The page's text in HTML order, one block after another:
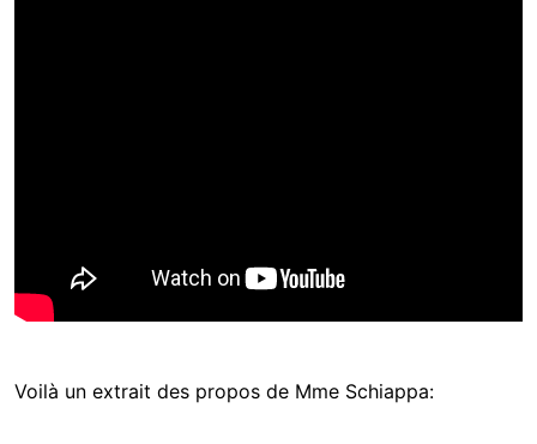
Voilà un extrait des propos de Mme Schiappa: